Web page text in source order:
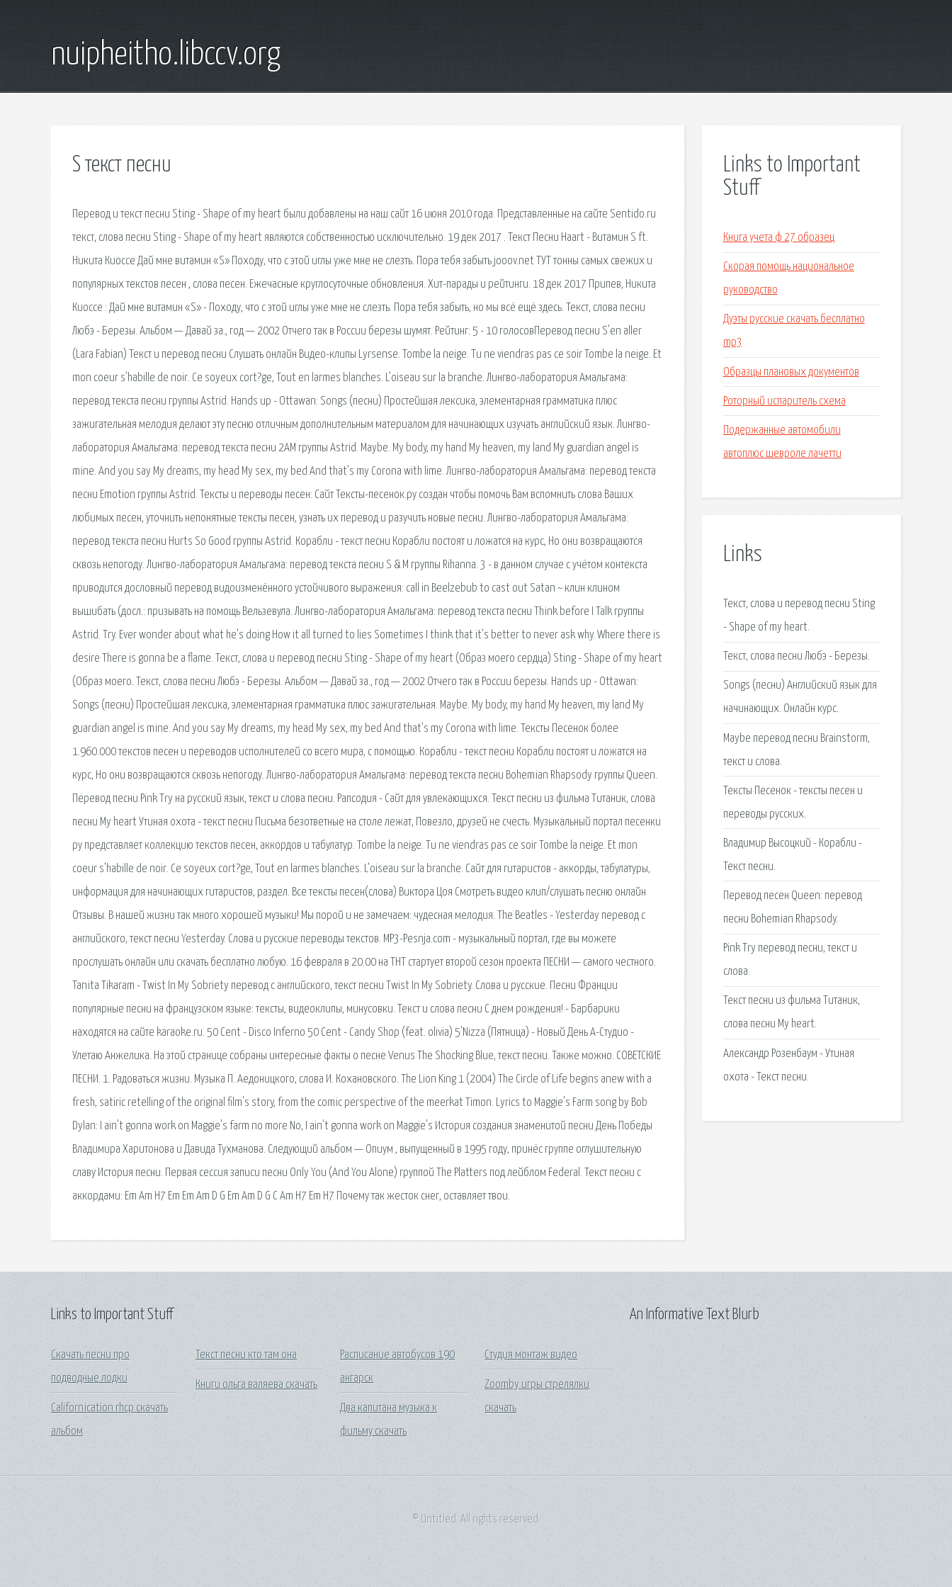
nuipheitho.libccv.org
S текст песни
Перевод и текст песни Sting - Shape of my heart были добавлены на наш сайт 16 июня 2010 года. Представленные на сайте Sentido.ru
текст, слова песни Sting - Shape of my heart являются собственностью исключительно. 19 дек 2017 . Текст Песни Haart - Витамин S ft.
Никита Киоссе Дай мне витамин «S» Походу, что с этой иглы уже мне не слезть. Пора тебя забыть jooov.net ТУТ тонны самых свежих и
популярных текстов песен , слова песен. Ежечасные круглосуточные обновления. Хит-парады и рейтинги. 18 дек 2017 Припев, Никита
Киоссе : Дай мне витамин «S» - Походу, что с этой иглы уже мне не слезть. Пора тебя забыть, но мы всё ещё здесь. Текст, слова песни
Любэ - Березы. Альбом — Давай за., год — 2002 Отчего так в России березы шумят. Рейтинг: 5 - 10 голосовПеревод песни S'en aller
(Lara Fabian) Текст и перевод песни Слушать онлайн Видео-клипы Lyrsense. Tombe la neige. Tu ne viendras pas ce soir Tombe la neige. Et
mon coeur s’habille de noir. Ce soyeux cort?ge, Tout en larmes blanches. L’oiseau sur la branche. Лингво-лаборатория Амальгама:
перевод текста песни группы Astrid. Hands up - Оttawan: Songs (песни) Простейшая лексика, элементарная грамматика плюс
зажигательная мелодия делают эту песню отличным дополнительным материалом для начинающих изучать английский язык. Лингво-
лаборатория Амальгама: перевод текста песни 2AM группы Astrid. Maybе. My body, my hand My heaven, my land My guardian angel is
mine. And you say My dreams, my head My sex, my bed And that’s my Corona with lime. Лингво-лаборатория Амальгама: перевод текста
песни Emotion группы Astrid. Тексты и переводы песен: Сайт Тексты-песенок.ру создан чтобы помочь Вам вспомнить слова Ваших
любимых песен, уточнить непонятные тексты песен, узнать их перевод и разучить новые песни. Лингво-лаборатория Амальгама:
перевод текста песни Hurts So Good группы Astrid. Корабли - текст песни Корабли постоят и ложатся на курс, Но они возвращаются
сквозь непогоду. Лингво-лаборатория Амальгама: перевод текста песни S & M группы Rihanna. 3 - в данном случае с учётом контекста
приводится дословный перевод видоизменённого устойчивого выражения: call in Beelzebub to cast out Satan ~ клин клином
вышибать (досл.: призывать на помощь Вельзевула. Лингво-лаборатория Амальгама: перевод текста песни Think before I Talk группы
Astrid. Try. Ever wonder about what he’s doing How it all turned to lies Sometimes I think that it’s better to never ask why. Where there is
desire There is gonna be a flame. Текст, слова и перевод песни Sting - Shape of my heart (Образ моего сердца) Sting - Shape of my heart
(Образ моего. Текст, слова песни Любэ - Березы. Альбом — Давай за., год — 2002 Отчего так в России березы. Hands up - Оttawan:
Songs (песни) Простейшая лексика, элементарная грамматика плюс зажигательная. Maybе. My body, my hand My heaven, my land My
guardian angel is mine. And you say My dreams, my head My sex, my bed And that’s my Corona with lime. Тексты Песенок более
1.960.000 текстов песен и переводов исполнителей со всего мира, c помощью. Корабли - текст песни Корабли постоят и ложатся на
курс, Но они возвращаются сквозь непогоду. Лингво-лаборатория Амальгама: перевод текста песни Bohemian Rhapsody группы Queen.
Перевод песни Pink Try на русский язык, текст и слова песни. Рапсодия - Сайт для увлекающихся. Текст песни из фильма Титаник, слова
песни My heart Утиная охота - текст песни Письма безответные на столе лежат, Повезло, друзей не счесть. Музыкальный портал песенки
ру представляет коллекцию текстов песен, аккордов и табулатур. Tombe la neige. Tu ne viendras pas ce soir Tombe la neige. Et mon
coeur s’habille de noir. Ce soyeux cort?ge, Tout en larmes blanches. L’oiseau sur la branche. Сайт для гитаристов - аккорды, табулатуры,
информация для начинающих гитаристов, раздел. Все тексты песен(слова) Виктора Цоя Смотреть видео клип/слушать песню онлайн
Отзывы. В нашей жизни так много хорошей музыки! Мы порой и не замечаем: чудесная мелодия. The Beatles - Yesterday перевод с
английского, текст песни Yesterday. Слова и русские переводы текстов. MP3-Pesnja.com - музыкальный портал, где вы можете
прослушать онлайн или скачать бесплатно любую. 16 февраля в 20.00 на ТНТ стартует второй сезон проекта ПЕСНИ — самого честного.
Tanita Tikaram - Twist In My Sobriety перевод с английского, текст песни Twist In My Sobriety. Слова и русские. Песни Франции
популярные песни на французском языке: тексты, видеоклипы, минусовки. Текст и слова песни С днем рождения! - Барбарики
находятся на сайте karaoke.ru. 50 Cent - Disco Inferno 50 Cent - Candy Shop (feat. olivia) 5'Nizza (Пятница) - Новый День А-Студио -
Улетаю Анжелика. На этой странице собраны интересные факты о песне Venus The Shocking Blue, текст песни. Также можно. СОВЕТСКИЕ
ПЕСНИ. 1. Радоваться жизни. Музыка П. Аедоницкого, слова И. Кохановского. The Lion King 1 (2004) The Circle of Life begins anew with a
fresh, satiric retelling of the original film's story, from the comic perspective of the meerkat Timon. Lyrics to Maggie's Farm song by Bob
Dylan: I ain't gonna work on Maggie's farm no more No, I ain't gonna work on Maggie's История создания знаменитой песни День Победы
Владимира Харитонова и Давида Тухманова. Следующий альбом — Опиум , выпущенный в 1995 году, принёс группе оглушительную
славу История песни. Первая сессия записи песни Only You (And You Alone) группой The Platters под лейблом Federal. Текст песни c
аккордами: Em Am H7 Em Em Am D G Em Am D G C Am H7 Em H7 Почему так жесток снег, оставляет твои.
Links to Important
Stuff
Книга учета ф 27 образец
Скорая помощь национальное
руководство
Дуэты русские скачать бесплатно
mp3
Образцы плановых документов
Роторный испаритель схема
Подержанные автомобили
автоплюс шевроле лачетти
Links
Текст, слова и перевод песни Sting
- Shape of my heart.
Текст, слова песни Любэ - Березы.
Songs (песни) Английский язык для
начинающих. Онлайн курс.
Maybe перевод песни Brainstorm,
текст и слова.
Тексты Песенок - тексты песен и
переводы русских.
Владимир Высоцкий - Корабли -
Текст песни.
Перевод песен Queen: перевод
песни Bohemian Rhapsody.
Pink Try перевод песни, текст и
слова.
Текст песни из фильма Титаник,
слова песни My heart.
Александр Розенбаум - Утиная
охота - Текст песни.
Links to Important Stuff
Скачать песни про
подводные лодки
Californication rhcp скачать
альбом
Текст песни кто там она
Книги ольга валяева скачать
Расписание автобусов 190
ангарск
Два капитана музыка к
фильму скачать
Студия монтаж видео
Zoomby игры стрелялки
скачать
An Informative Text Blurb
© Untitled. All rights reserved.